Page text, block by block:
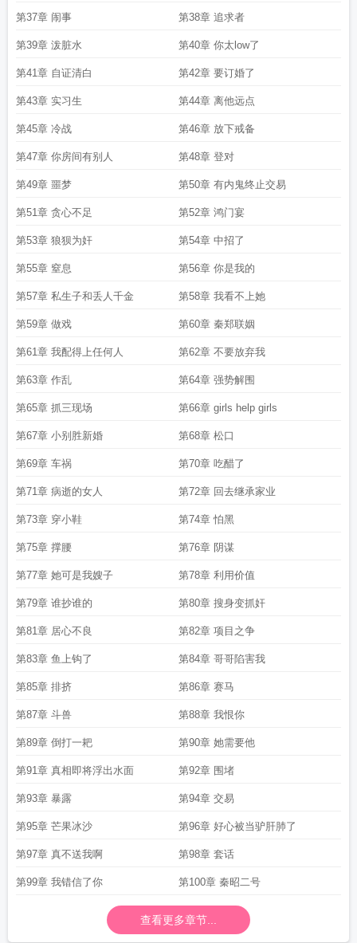
第37章 闹事 第38章 追求者
第39章 泼脏水 第40章 你太low了
第41章 自证清白 第42章 要订婚了
第43章 实习生 第44章 离他远点
第45章 冷战 第46章 放下戒备
第47章 你房间有别人 第48章 登对
第49章 噩梦 第50章 有内鬼终止交易
第51章 贪心不足 第52章 鸿门宴
第53章 狼狈为奸 第54章 中招了
第55章 窒息 第56章 你是我的
第57章 私生子和丢人千金 第58章 我看不上她
第59章 做戏 第60章 秦郑联姻
第61章 我配得上任何人 第62章 不要放弃我
第63章 作乱 第64章 强势解围
第65章 抓三现场 第66章 girls help girls
第67章 小别胜新婚 第68章 松口
第69章 车祸 第70章 吃醋了
第71章 病逝的女人 第72章 回去继承家业
第73章 穿小鞋 第74章 怕黑
第75章 撑腰 第76章 阴谋
第77章 她可是我嫂子 第78章 利用价值
第79章 谁抄谁的 第80章 搜身变抓奸
第81章 居心不良 第82章 项目之争
第83章 鱼上钩了 第84章 哥哥陷害我
第85章 排挤 第86章 赛马
第87章 斗兽 第88章 我恨你
第89章 倒打一耙 第90章 她需要他
第91章 真相即将浮出水面 第92章 围堵
第93章 暴露 第94章 交易
第95章 芒果冰沙 第96章 好心被当驴肝肺了
第97章 真不送我啊 第98章 套话
第99章 我错信了你 第100章 秦昭二号
查看更多章节...